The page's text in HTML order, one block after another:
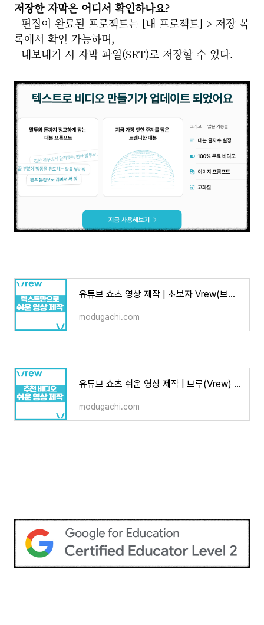
저장한 자막은 어디서 확인하나요?
편집이 완료된 프로젝트는 [내 프로젝트] > 저장 목
록에서 확인 가능하며,
내보내기 시 자막 파일(SRT)로 저장할 수 있다.
유튜브 쇼츠 영상 제작 | 초보자 Vrew(브루)로 텍스트만으로 AI 영상만들기
modugachi.com
유튜브 쇼츠 쉬운 영상 제작 | 브루(Vrew) 추천 비디오 스타일별 특징
modugachi.com